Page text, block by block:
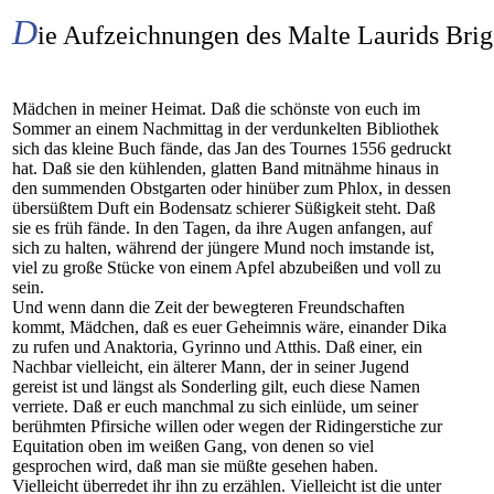
Die Aufzeichnungen des Malte Laurids
Mädchen in meiner Heimat. Daß die schönste von euch im
Sommer an einem Nachmittag in der verdunkelten Bibliothek
sich das kleine Buch fände, das Jan des Tournes 1556 gedruckt
hat. Daß sie den kühlenden, glatten Band mitnähme hinaus in
den summenden Obstgarten oder hinüber zum Phlox, in dessen
übersüßtem Duft ein Bodensatz schierer Süßigkeit steht. Daß
sie es früh fände. In den Tagen, da ihre Augen anfangen, auf
sich zu halten, während der jüngere Mund noch imstande ist,
viel zu große Stücke von einem Apfel abzubeißen und voll zu
sein.
Und wenn dann die Zeit der bewegteren Freundschaften
kommt, Mädchen, daß es euer Geheimnis wäre, einander Dika
zu rufen und Anaktoria, Gyrinno und Atthis. Daß einer, ein
Nachbar vielleicht, ein älterer Mann, der in seiner Jugend
gereist ist und längst als Sonderling gilt, euch diese Namen
verriete. Daß er euch manchmal zu sich einlüde, um seiner
berühmten Pfirsiche willen oder wegen der Ridingerstiche zur
Equitation oben im weißen Gang, von denen so viel
gesprochen wird, daß man sie müßte gesehen haben.
Vielleicht überredet ihr ihn zu erzählen. Vielleicht ist die unter